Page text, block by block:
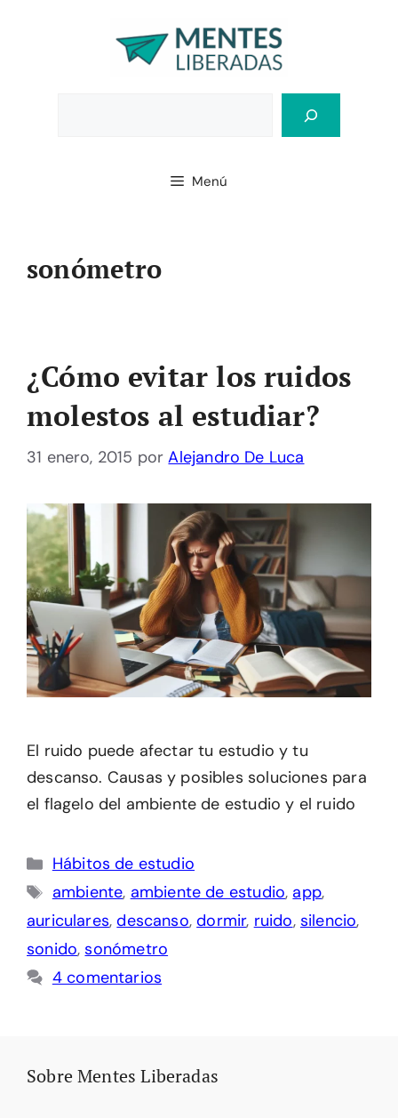
Menú
sonómetro
¿Cómo evitar los ruidos
molestos al estudiar?
31 enero, 2015 porAlejandro De Luca
El ruido puede afectar tu estudio y tu
descanso. Causas y posibles soluciones para
el flagelo del ambiente de estudio y el ruido
Categorías
Hábitos de estudio
Etiquetas
ambiente, ambiente de estudio, app,
auriculares,descanso,dormir, ruido, silencio,
sonido,sonómetro
4 comentarios
Sobre Mentes Liberadas